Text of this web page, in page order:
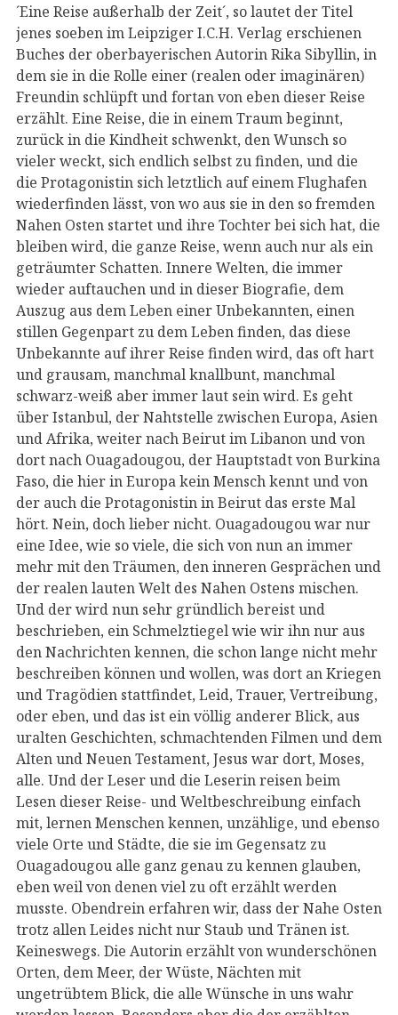
´Eine Reise außerhalb der Zeit´, so lautet der Titel
jenes soeben im Leipziger I.C.H. Verlag erschienen
Buches der oberbayerischen Autorin Rika Sibyllin, in
dem sie in die Rolle einer (realen oder imaginären)
Freundin schlüpft und fortan von eben dieser Reise
erzählt. Eine Reise, die in einem Traum beginnt,
zurück in die Kindheit schwenkt, den Wunsch so
vieler weckt, sich endlich selbst zu finden, und die
die Protagonistin sich letztlich auf einem Flughafen
wiederfinden lässt, von wo aus sie in den so fremden
Nahen Osten startet und ihre Tochter bei sich hat, die
bleiben wird, die ganze Reise, wenn auch nur als ein
geträumter Schatten. Innere Welten, die immer
wieder auftauchen und in dieser Biografie, dem
Auszug aus dem Leben einer Unbekannten, einen
stillen Gegenpart zu dem Leben finden, das diese
Unbekannte auf ihrer Reise finden wird, das oft hart
und grausam, manchmal knallbunt, manchmal
schwarz-weiß aber immer laut sein wird. Es geht
über Istanbul, der Nahtstelle zwischen Europa, Asien
und Afrika, weiter nach Beirut im Libanon und von
dort nach Ouagadougou, der Hauptstadt von Burkina
Faso, die hier in Europa kein Mensch kennt und von
der auch die Protagonistin in Beirut das erste Mal
hört. Nein, doch lieber nicht. Ouagadougou war nur
eine Idee, wie so viele, die sich von nun an immer
mehr mit den Träumen, den inneren Gesprächen und
der realen lauten Welt des Nahen Ostens mischen.
Und der wird nun sehr gründlich bereist und
beschrieben, ein Schmelztiegel wie wir ihn nur aus
den Nachrichten kennen, die schon lange nicht mehr
beschreiben können und wollen, was dort an Kriegen
und Tragödien stattfindet, Leid, Trauer, Vertreibung,
oder eben, und das ist ein völlig anderer Blick, aus
uralten Geschichten, schmachtenden Filmen und dem
Alten und Neuen Testament, Jesus war dort, Moses,
alle. Und der Leser und die Leserin reisen beim
Lesen dieser Reise- und Weltbeschreibung einfach
mit, lernen Menschen kennen, unzählige, und ebenso
viele Orte und Städte, die sie im Gegensatz zu
Ouagadougou alle ganz genau zu kennen glauben,
eben weil von denen viel zu oft erzählt werden
musste. Obendrein erfahren wir, dass der Nahe Osten
trotz allen Leides nicht nur Staub und Tränen ist.
Keineswegs. Die Autorin erzählt von wunderschönen
Orten, dem Meer, der Wüste, Nächten mit
ungetrübtem Blick, die alle Wünsche in uns wahr